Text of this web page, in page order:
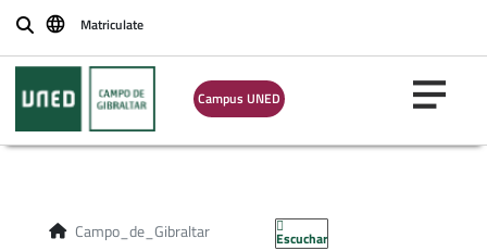
BuscarMatriculate
Campus UNED
Campo_de_Gibraltar Escuchar